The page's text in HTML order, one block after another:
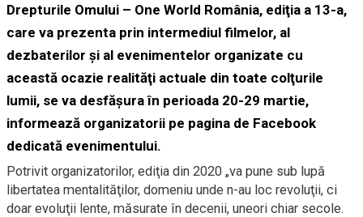
Drepturile Omului – One World România, ediţia a 13-a,
care va prezenta prin intermediul filmelor, al
dezbaterilor şi al evenimentelor organizate cu
această ocazie realităţi actuale din toate colţurile
lumii, se va desfăşura în perioada 20-29 martie,
informează organizatorii pe pagina de Facebook
dedicată evenimentului.
Potrivit organizatorilor, ediţia din 2020 „va pune sub lupă
libertatea mentalităţilor, domeniu unde n-au loc revoluţii, ci
doar evoluţii lente, măsurate în decenii, uneori chiar secole.